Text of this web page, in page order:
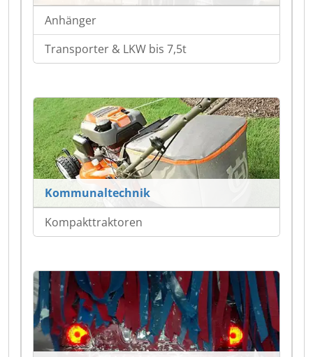
Anhänger
Transporter & LKW bis 7,5t
Kommunaltechnik
Kompakttraktoren